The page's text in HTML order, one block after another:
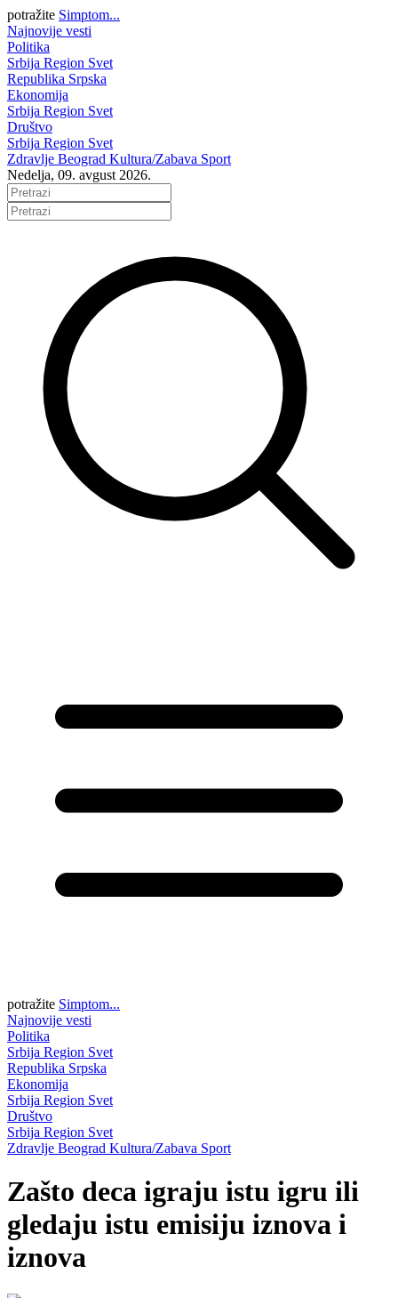
potražite Simptom...
Najnovije vesti
Politika
Srbija Region Svet
Republika Srpska
Ekonomija
Srbija Region Svet
Društvo
Srbija Region Svet
Zdravlje Beograd Kultura/Zabava Sport
Nedelja, 09. avgust 2026.
potražite Simptom...
Najnovije vesti
Politika
Srbija Region Svet
Republika Srpska
Ekonomija
Srbija Region Svet
Društvo
Srbija Region Svet
Zdravlje Beograd Kultura/Zabava Sport
Zašto deca igraju istu igru ili
gledaju istu emisiju iznova i
iznova